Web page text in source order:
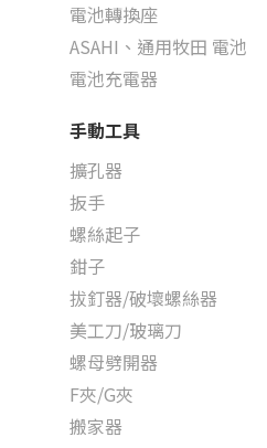
電池轉換座
ASAHI、通用牧田 電池
電池充電器
手動工具
擴孔器
扳手
螺絲起子
鉗子
拔釘器/破壞螺絲器
美工刀/玻璃刀
螺母劈開器
F夾/G夾
搬家器